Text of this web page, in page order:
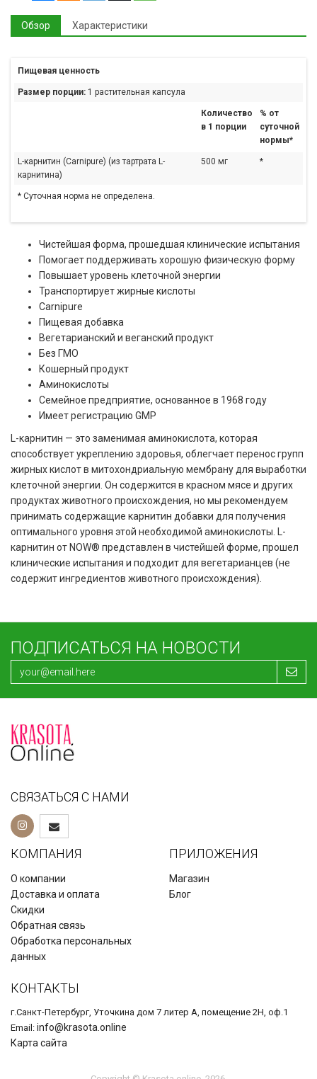
Обзор Характеристики
Пищевая ценность
Размер порции: 1 растительная капсула
Количество
в 1 порции
% от
суточной
нормы*
L-карнитин (Carnipure) (из тартрата L-
карнитина)
500 мг *
* Суточная норма не определена.
Чистейшая форма, прошедшая клинические испытания
Помогает поддерживать хорошую физическую форму
Повышает уровень клеточной энергии
Транспортирует жирные кислоты
Carnipure
Пищевая добавка
Вегетарианский и веганский продукт
Без ГМО
Кошерный продукт
Аминокислоты
Семейное предприятие, основанное в 1968 году
Имеет регистрацию GMP
L-карнитин — это заменимая аминокислота, которая
способствует укреплению здоровья, облегчает перенос групп
жирных кислот в митохондриальную мембрану для выработки
клеточной энергии. Он содержится в красном мясе и других
продуктах животного происхождения, но мы рекомендуем
принимать содержащие карнитин добавки для получения
оптимального уровня этой необходимой аминокислоты. L-
карнитин от NOW® представлен в чистейшей форме, прошел
клинические испытания и подходит для вегетарианцев (не
содержит ингредиентов животного происхождения).
ПОДПИСАТЬСЯ НА НОВОСТИ
СВЯЗАТЬСЯ С НАМИ
КОМПАНИЯ
О компании
Доставка и оплата
Скидки
Обратная связь
Обработка персональных
данных
ПРИЛОЖЕНИЯ
Магазин
Блог
КОНТАКТЫ
г.Санкт-Петербург, Уточкина дом 7 литер А, помещение 2Н, оф.1
Email: info@krasota.online
Карта сайта